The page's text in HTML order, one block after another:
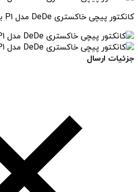
کانکتور پیچی خاکستری DeDe مدل P1 بسته 100 عددی
جزئیات ارسال